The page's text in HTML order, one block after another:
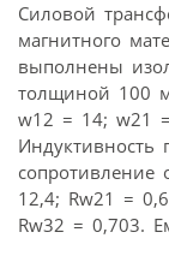
Силовой
магнитного
выполнены
толщиной 100
w12 = 14; w21
12,4; Rw21 =
Rw32 = 0,703.